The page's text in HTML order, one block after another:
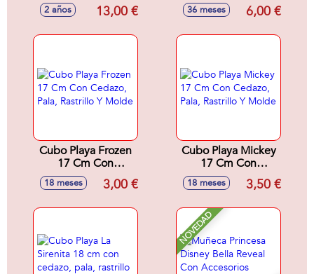
Cedazo, Pala,
2 años 13,00 €
Pala,Rastrillo Y
36 meses 6,00 €
Cubo Playa Frozen
17 Cm Con
Cedazo, Pala,
Rastrillo Y Molde
18 meses 3,00 €
Cubo Playa Mickey
17 Cm Con
Cedazo, Pala,
Rastrillo Y Molde
18 meses 3,50 €
NOVEDAD